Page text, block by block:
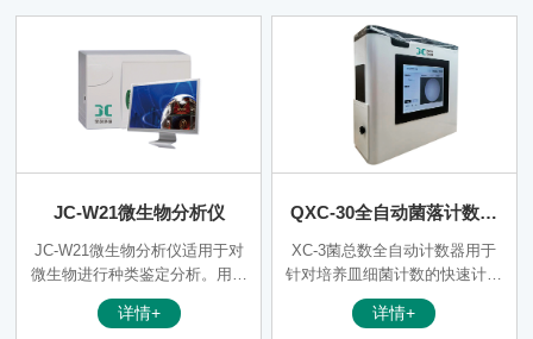
畜牧供水、二次供水等。
水等。
JC-W21微生物分析仪
JC-W21微生物分析仪适用于对
微生物进行种类鉴定分析。用于
食品安全国家标准GB4789系列
所要求的食源性致病菌（包括弯
详情+
QXC-30全自动菌落计数器
（非医用）
XC-3菌总数全自动计数器用于
针对培养皿细菌计数的快速计数
器，以取代人工计数。本款仪器
适用于菌落培养的计数。
详情+